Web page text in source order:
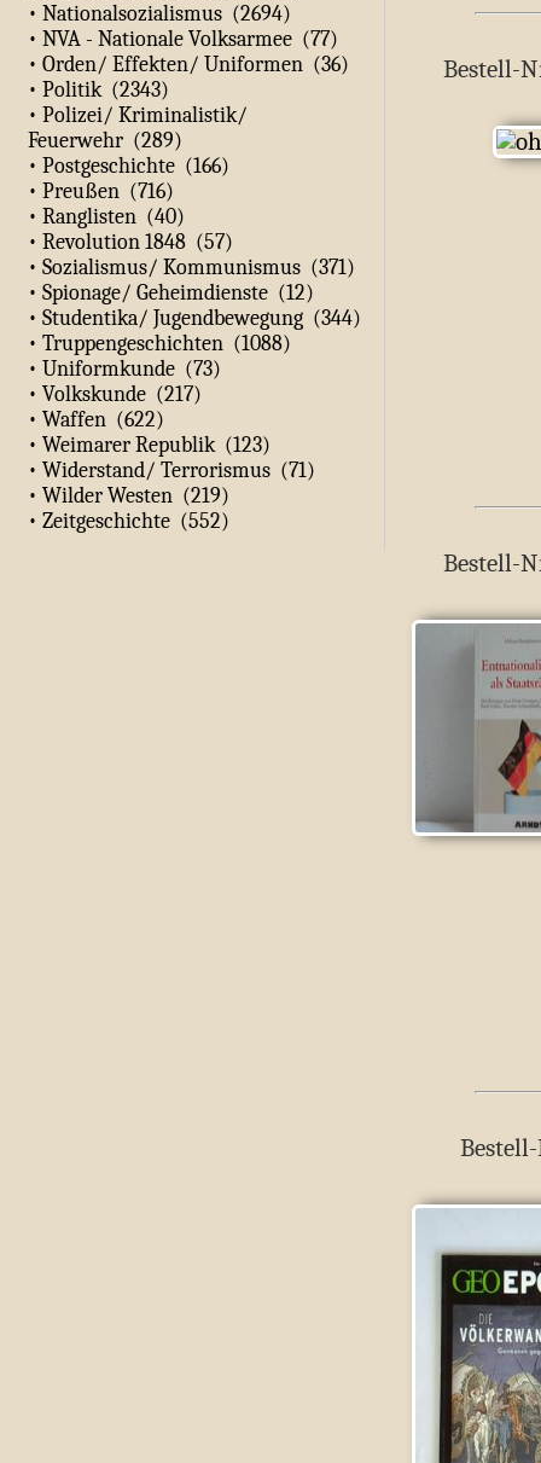
• Nationalsozialismus (2694)
• NVA - Nationale Volksarmee (77)
• Orden/ Effekten/ Uniformen (36)
• Politik (2343)
• Polizei/ Kriminalistik/
Feuerwehr (289)
• Postgeschichte (166)
• Preußen (716)
• Ranglisten (40)
• Revolution 1848 (57)
• Sozialismus/ Kommunismus (371)
• Spionage/ Geheimdienste (12)
• Studentika/ Jugendbewegung (344)
• Truppengeschichten (1088)
• Uniformkunde (73)
• Volkskunde (217)
• Waffen (622)
• Weimarer Republik (123)
• Widerstand/ Terrorismus (71)
• Wilder Westen (219)
• Zeitgeschichte (552)
Bestell-
Bestell-